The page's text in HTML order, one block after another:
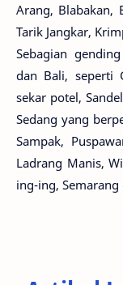
Arang, Blabakan,
Tarik Jangkar,
Sebagian
dan Bali, seperti
sekar potel,
Sedang yang
Sampak,
Ladrang Manis,
ing-ing,